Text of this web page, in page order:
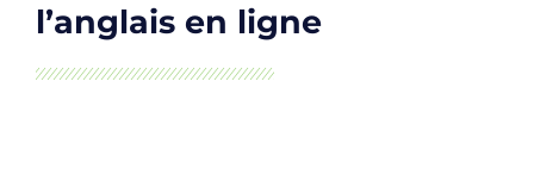
l’anglais en ligne